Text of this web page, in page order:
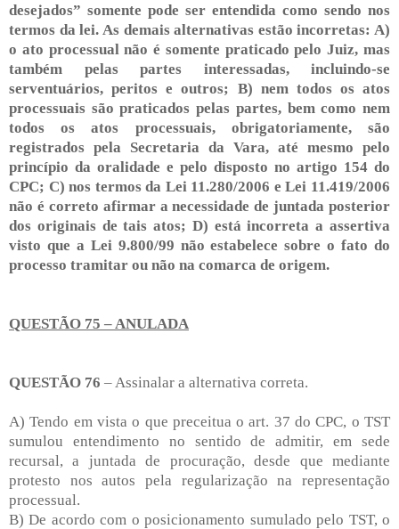
desejados” somente pode ser entendida como sendo nos
termos da lei. As demais alternativas estão incorretas: A)
o ato processual não é somente praticado pelo Juiz, mas
também pelas partes interessadas, incluindo-se
serventuários, peritos e outros; B) nem todos os atos
processuais são praticados pelas partes, bem como nem
todos os atos processuais, obrigatoriamente, são
registrados pela Secretaria da Vara, até mesmo pelo
princípio da oralidade e pelo disposto no artigo 154 do
CPC; C) nos termos da Lei 11.280/2006 e Lei 11.419/2006
não é correto afirmar a necessidade de juntada posterior
dos originais de tais atos; D) está incorreta a assertiva
visto que a Lei 9.800/99 não estabelece sobre o fato do
processo tramitar ou não na comarca de origem.
QUESTÃO 75 – ANULADA
QUESTÃO 76 – Assinalar a alternativa correta.
A) Tendo em vista o que preceitua o art. 37 do CPC, o TST
sumulou entendimento no sentido de admitir, em sede
recursal, a juntada de procuração, desde que mediante
protesto nos autos pela regularização na representação
processual.
B) De acordo com o posicionamento sumulado pelo TST, o